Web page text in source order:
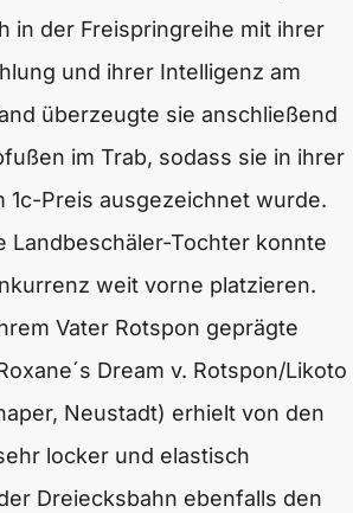
in der Freispringreihe mit ihrer
und ihrer Intelligenz am
überzeugte sie anschließend
im Trab, sodass sie in ihrer
1c-Preis ausgezeichnet wurde.
Landbeschäler-Tochter konnte
weit vorne platzieren.
Vater Rotspon geprägte
Dream v. Rotspon/Likoto
Neustadt) erhielt von den
locker und elastisch
Dreiecksbahn ebenfalls den